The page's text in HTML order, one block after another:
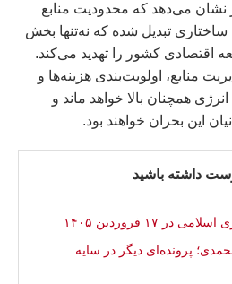
نشان می‌دهد که محدودیت منابع
ساختاری تبدیل شده که نه‌تنها بخش
اقتصادی کشور را تهدید می‌کند.
منابع، اولویت‌بندی هزینه‌ها و
همچنان بالا خواهد ماند و
این بحران خواهند بود.
داشته باشید
۱۷ فروردین ۱۴۰۵
پرونده‌ای دیگر در سایه